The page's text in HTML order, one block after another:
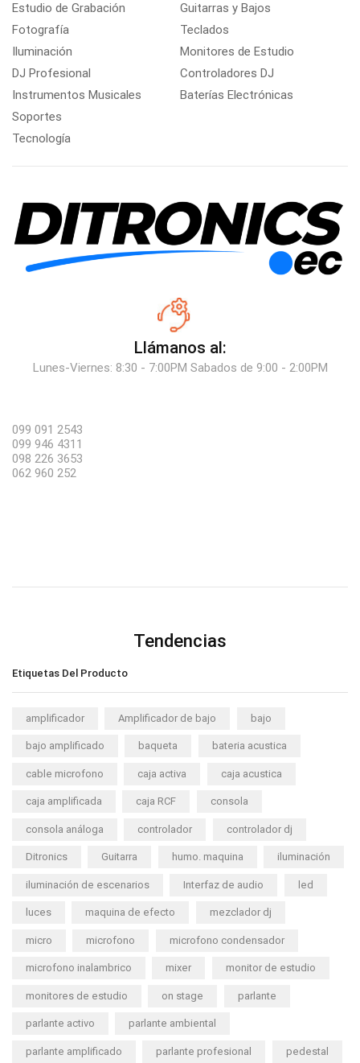
Estudio de Grabación
Fotografía
Iluminación
DJ Profesional
Instrumentos Musicales
Soportes
Tecnología
Guitarras y Bajos
Teclados
Monitores de Estudio
Controladores DJ
Baterías Electrónicas
Llámanos al:
Lunes-Viernes: 8:30 - 7:00PM Sabados de 9:00 - 2:00PM
099 091 2543
099 946 4311
098 226 3653
062 960 252
Tendencias
Etiquetas Del Producto
amplificador Amplificador de bajo bajo
bajo amplificado baqueta bateria acustica
cable microfono caja activa caja acustica
caja amplificada caja RCF consola
consola análoga controlador controlador dj
Ditronics Guitarra humo. maquina iluminación
iluminación de escenarios Interfaz de audio led
luces maquina de efecto mezclador dj
micro microfono microfono condensador
microfono inalambrico mixer monitor de estudio
monitores de estudio on stage parlante
parlante activo parlante ambiental
parlante amplificado parlante profesional pedestal